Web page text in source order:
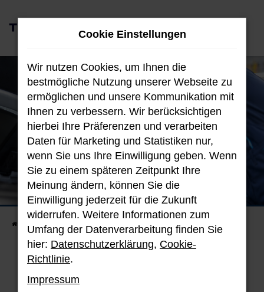
Zum
Hauptinhalt
Garantiert
immer ein gutes Gefühl
Hyundai Garantie
Cookie Einstellungen
Wir nutzen Cookies, um Ihnen die
bestmögliche Nutzung unserer Webseite zu
ermöglichen und unsere Kommunikation mit
Ihnen zu verbessern. Wir berücksichtigen
hierbei Ihre Präferenzen und verarbeiten
Daten für Marketing und Statistiken nur,
wenn Sie uns Ihre Einwilligung geben. Wenn
Sie zu einem späteren Zeitpunkt Ihre
Meinung ändern, können Sie die
Einwilligung jederzeit für die Zukunft
widerrufen. Weitere Informationen zum
Umfang der Datenverarbeitung finden Sie
hier: Datenschutzerklärung, Cookie-
Richtlinie.
Impressum